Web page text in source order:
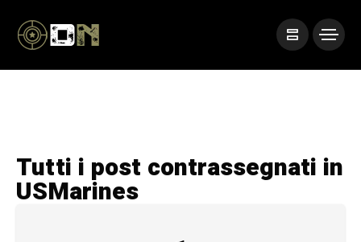
Tutti i post contrassegnati in
USMarines